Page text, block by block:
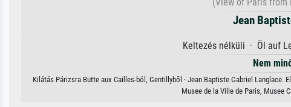
Jean
Keltezés nélküli · Öl auf
Nem
Kilátás Párizsra Butte aux Cailles-ból, Gentillyből · Jean Baptiste Gabriel
Musee de la Ville de Paris, Musee